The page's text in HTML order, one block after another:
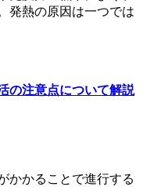
発熱の原因は一つでは
の注意点について解説
かかることで進行する